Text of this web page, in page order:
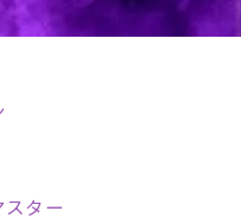
ター